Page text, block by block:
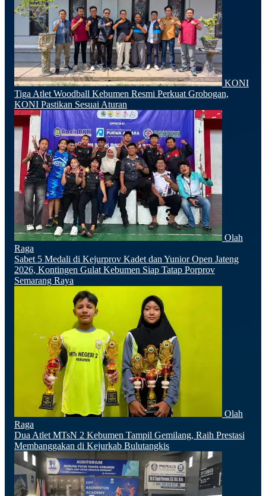
KONI
Tiga Atlet Woodball Kebumen Resmi Perkuat Grobogan,
KONI Pastikan Sesuai Aturan
Olah
Raga
Sabet 5 Medali di Kejurprov Kadet dan Yunior Open Jateng
2026, Kontingen Gulat Kebumen Siap Tatap Porprov
Semarang Raya
Olah
Raga
Dua Atlet MTsN 2 Kebumen Tampil Gemilang, Raih Prestasi
Membanggakan di Kejurkab Bulutangkis